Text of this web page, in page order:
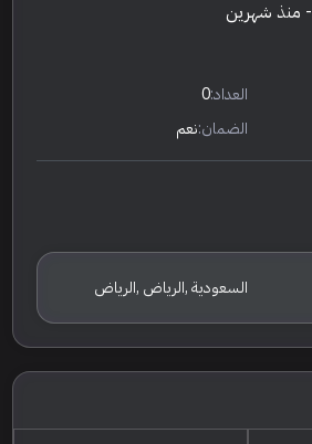
- منذ شهرين
العداد:0
الضمان:نعم
السعودية ,الرياض ,الرياض